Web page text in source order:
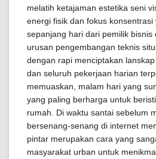
melatih ketajaman estetika seni
energi fisik dan fokus
sepanjang hari dari pemilik bisnis
urusan pengembangan teknis
dengan rapi menciptakan
dan seluruh pekerjaan harian
memuaskan, malam hari yang
yang paling berharga untuk
rumah. Di waktu santai sebelum
bersenang-senang di internet
pintar merupakan cara yang
masyarakat urban untuk